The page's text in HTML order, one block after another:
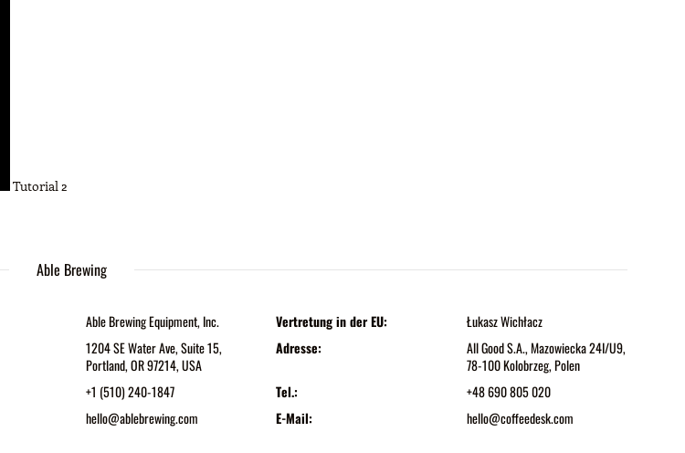
Tutorial 2
Able Brewing
Able Brewing Equipment, Inc.
1204 SE Water Ave, Suite 15,
Portland, OR 97214, USA
+1 (510) 240-1847
hello@ablebrewing.com
Vertretung in der EU:
Łukasz Wichłacz
Adresse:
All Good S.A., Mazowiecka 24I/U9,
78-100 Kolobrzeg, Polen
Tel.:
+48 690 805 020
E-Mail:
hello@coffeedesk.com